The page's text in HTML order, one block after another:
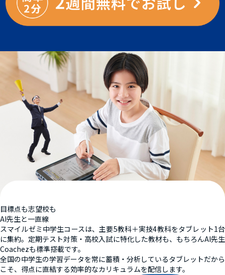
目標点も志望校も
AI先生と一直線
スマイルゼミ中学生コースは、主要5教科＋実技4教科をタブレット1台
に集約。定期テスト対策・高校入試に特化した教材も、もちろんAI先生
Coachezも標準搭載です。
全国の中学生の学習データを常に蓄積・分析しているタブレットだから
こそ、得点に直結する効率的なカリキュラムを配信します。